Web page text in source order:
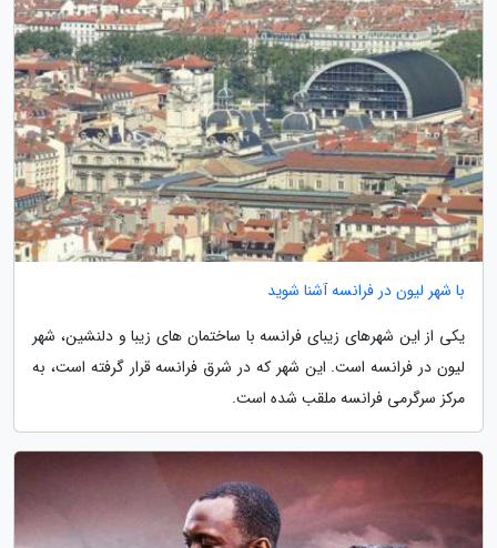
با شهر لیون در فرانسه آشنا شوید
یکی از این شهرهای زیبای فرانسه با ساختمان های زیبا و دلنشین، شهر
لیون در فرانسه است. این شهر که در شرق فرانسه قرار گرفته است، به
مرکز سرگرمی فرانسه ملقب شده است.